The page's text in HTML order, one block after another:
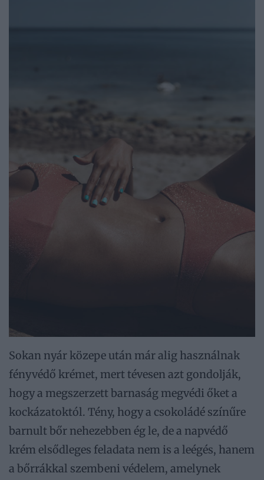
Sokan nyár közepe után már alig használnak
fényvédő krémet, mert tévesen azt gondolják,
hogy a megszerzett barnaság megvédi őket a
kockázatoktól. Tény, hogy a csokoládé színűre
barnult bőr nehezebben ég le, de a napvédő
krém elsődleges feladata nem is a leégés, hanem
a bőrrákkal szembeni védelem, amelynek